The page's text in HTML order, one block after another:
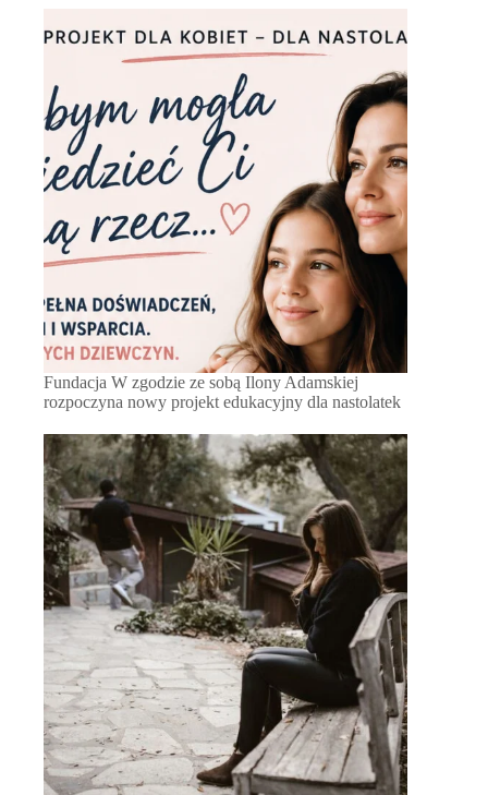
Fundacja W zgodzie ze sobą Ilony Adamskiej
rozpoczyna nowy projekt edukacyjny dla nastolatek